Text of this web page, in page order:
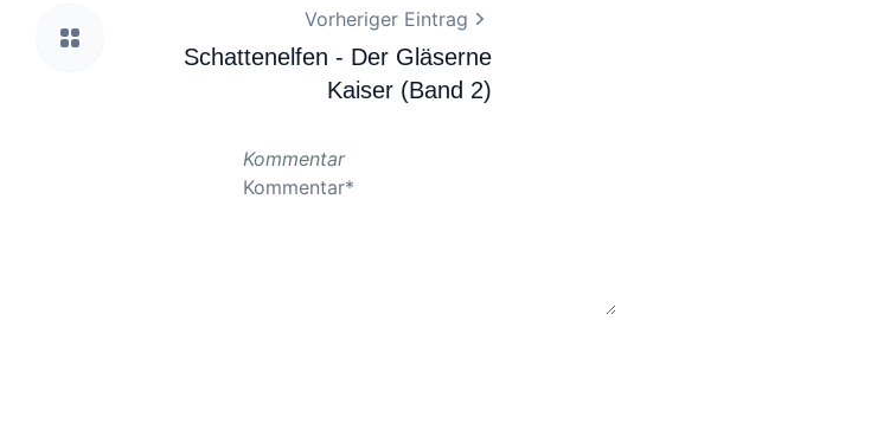
Vorheriger Eintrag
Schattenelfen - Der Gläserne
Kaiser (Band 2)
Kommentar